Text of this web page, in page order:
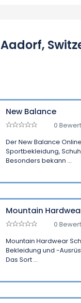
Aadorf,
New Balance
0
Der New Balance
Sportbekleidung,
Besonders bekann ...
Mountain
0
Mountain Hardwear
Bekleidung und -
Das Sort ...